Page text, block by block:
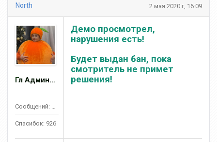
North 2 мая 2020 г, 16:09
Гл Админ ZOMBIE
Сообщений: 2467
Спасибок: 926
Демо просмотрел,
нарушения есть!
Будет выдан бан, пока
смотритель не примет
решения!